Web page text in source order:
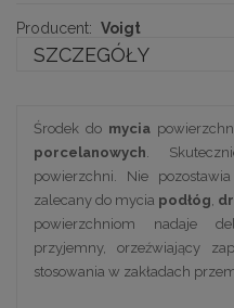
Producent: Voigt
SZCZEGÓŁY
Środek do mycia
porcelanowych.
powierzchni. Nie
zalecany do mycia podłóg,
powierzchniom nadaje
przyjemny, orzeźwiający
stosowania w zakładach